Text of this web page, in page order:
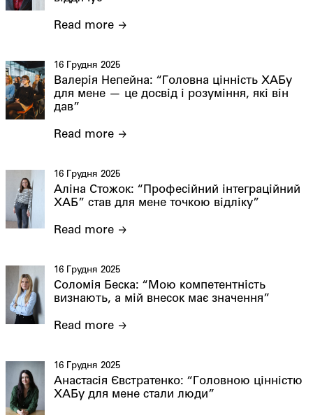
Read more
16 Грудня 2025
Валерія Непейна: “Головна цінність ХАБу
для мене — це досвід і розуміння, які він
дав”
Read more
16 Грудня 2025
Аліна Стожок: “Професійний інтеграційний
ХАБ” став для мене точкою відліку”
Read more
16 Грудня 2025
Соломія Беска: “Мою компетентність
визнають, а мій внесок має значення”
Read more
16 Грудня 2025
Анастасія Євстратенко: “Головною цінністю
ХАБу для мене стали люди”